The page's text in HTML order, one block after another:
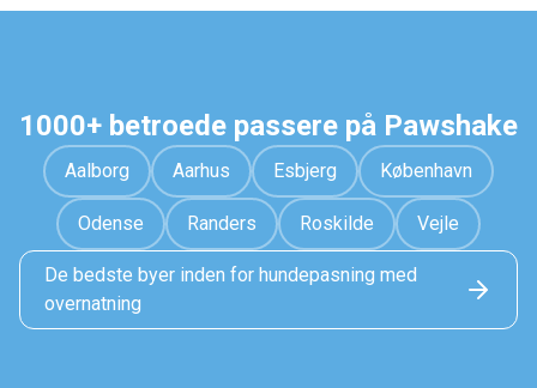
1000+ betroede passere på Pawshake
Aalborg Aarhus Esbjerg København
Odense Randers Roskilde Vejle
De bedste byer inden for hundepasning med
overnatning